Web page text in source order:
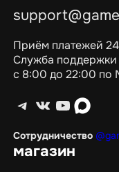
Приём платежей
Служба поддержки
с 8:00 до 22:00 по
Telegram ВКонтакте YouTube max
Сотрудничество
магазин